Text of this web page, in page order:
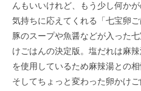
んもいいけれど、もう少し何か
気持ちに応えてくれる「七宝卵
豚のスープや魚醤などが入った
けごはんの決定版。塩だれは麻
を使用しているため麻辣湯との
そしてちょっと変わった卵かけ